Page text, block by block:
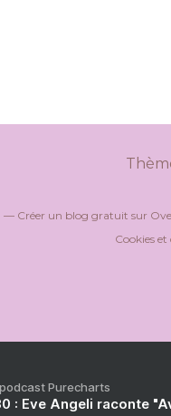
Créer un blog gratuit sur
Cookies et
Purecharts
: Eve Angeli raconte